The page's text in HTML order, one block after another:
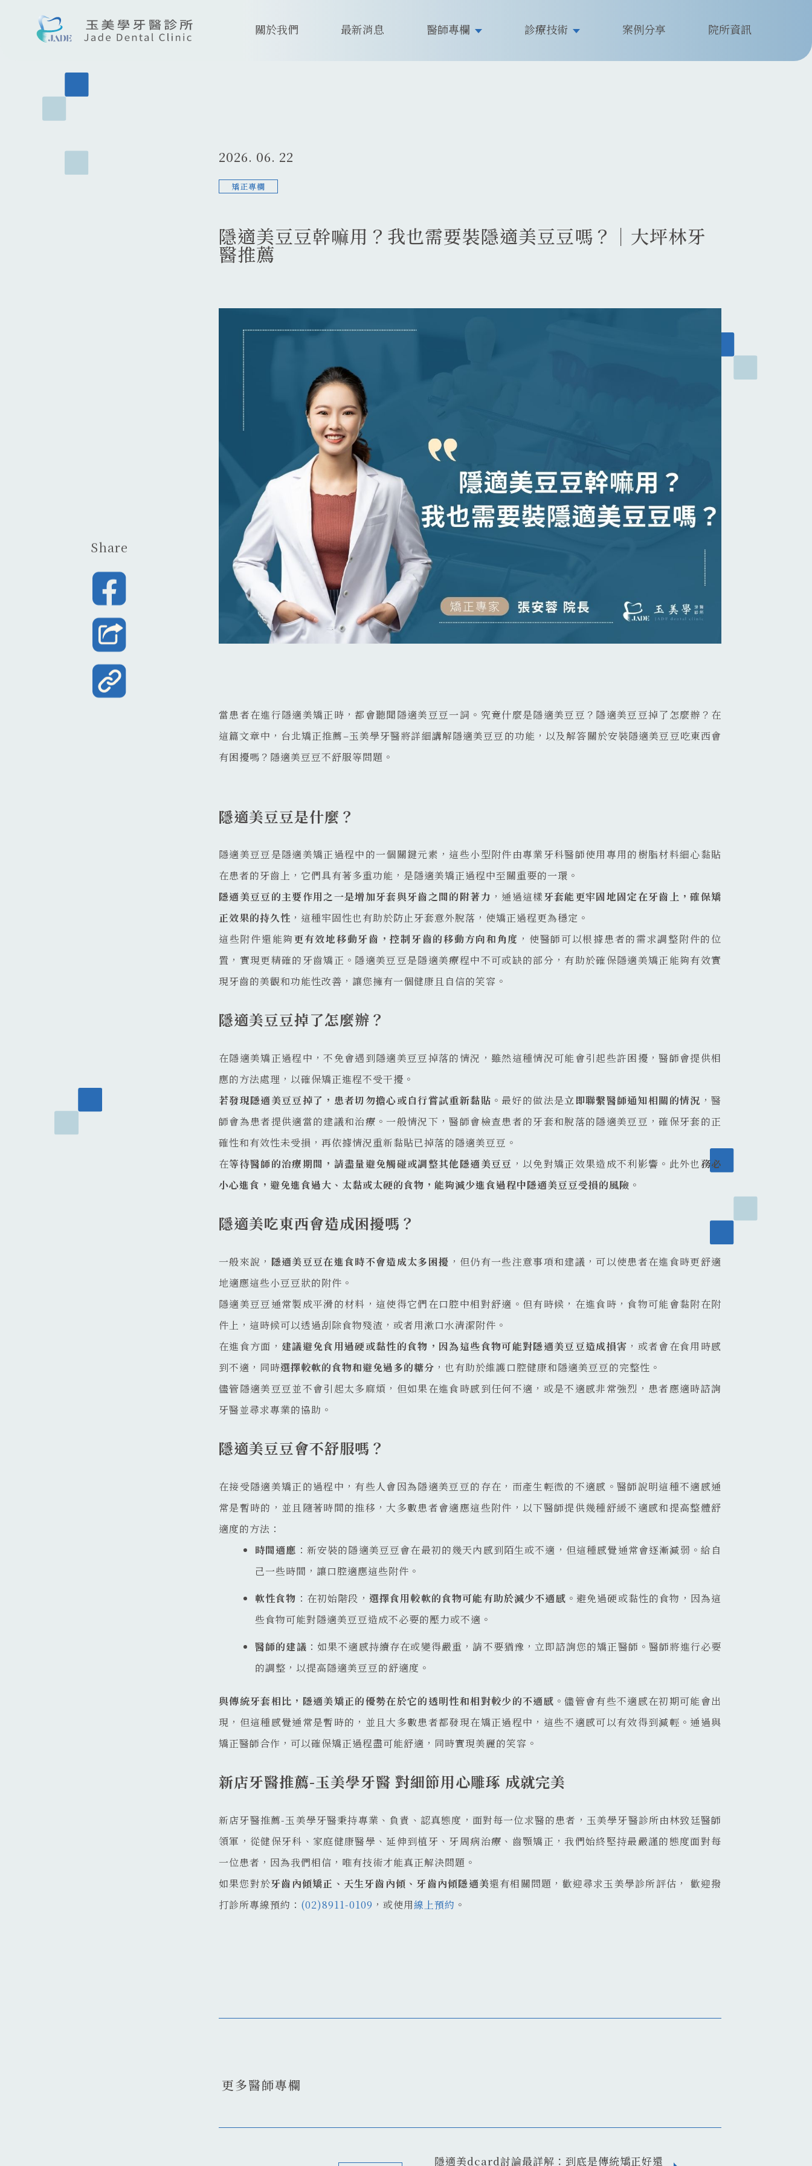
關於我們 最新消息 醫師專欄 診療技術 案例分享 院所資訊
Share
2026. 06. 22
矯正專欄
隱適美豆豆幹嘛用？我也需要裝隱適美豆豆嗎？｜大坪林牙
醫推薦
當患者在進行隱適美矯正時，都會聽聞隱適美豆豆一詞。究竟什麼是隱適美豆豆？隱適美豆豆掉了怎麼辦？在
這篇文章中，台北矯正推薦–玉美學牙醫將詳細講解隱適美豆豆的功能，以及解答關於安裝隱適美豆豆吃東西會
有困擾嗎？隱適美豆豆不舒服等問題。
隱適美豆豆是什麼？
隱適美豆豆是隱適美矯正過程中的一個關鍵元素，這些小型附件由專業牙科醫師使用專用的樹脂材料細心黏貼
在患者的牙齒上，它們具有著多重功能，是隱適美矯正過程中至關重要的一環。
隱適美豆豆的主要作用之一是增加牙套與牙齒之間的附著力 ，通過這樣牙套能更牢固地固定在牙齒上，確保矯
正效果的持久性 ，這種牢固性也有助於防止牙套意外脫落，使矯正過程更為穩定。
這些附件還能夠更有效地移動牙齒，控制牙齒的移動方向和角度 ，使醫師可以根據患者的需求調整附件的位
置，實現更精確的牙齒矯正。隱適美豆豆是隱適美療程中不可或缺的部分，有助於確保隱適美矯正能夠有效實
現牙齒的美觀和功能性改善，讓您擁有一個健康且自信的笑容。
隱適美豆豆掉了怎麼辦？
在隱適美矯正過程中，不免會遇到隱適美豆豆掉落的情況，雖然這種情況可能會引起些許困擾，醫師會提供相
應的方法處理，以確保矯正進程不受干擾。
若發現隱適美豆豆掉了，患者切勿擔心或自行嘗試重新黏貼 。最好的做法是立即聯繫醫師通知相關的情況 ，醫
師會為患者提供適當的建議和治療。一般情況下，醫師會檢查患者的牙套和脫落的隱適美豆豆，確保牙套的正
確性和有效性未受損，再依據情況重新黏貼已掉落的隱適美豆豆。
在等待醫師的治療期間，請盡量避免觸碰或調整其他隱適美豆豆 ，以免對矯正效果造成不利影響。此外也務必
小心進食，避免進食過大、太黏或太硬的食物，能夠減少進食過程中隱適美豆豆受損的風險 。
隱適美吃東西會造成困擾嗎？
一般來說， 隱適美豆豆在進食時不會造成太多困擾 ，但仍有一些注意事項和建議，可以使患者在進食時更舒適
地適應這些小豆豆狀的附件。
隱適美豆豆通常製成平滑的材料，這使得它們在口腔中相對舒適。但有時候，在進食時，食物可能會黏附在附
件上，這時候可以透過刮除食物殘渣，或者用漱口水清潔附件。
在進食方面， 建議避免食用過硬或黏性的食物，因為這些食物可能對隱適美豆豆造成損害 ，或者會在食用時感
到不適，同時選擇較軟的食物和避免過多的糖分 ，也有助於維護口腔健康和隱適美豆豆的完整性。
儘管隱適美豆豆並不會引起太多麻煩，但如果在進食時感到任何不適，或是不適感非常強烈，患者應適時諮詢
牙醫並尋求專業的協助。
隱適美豆豆會不舒服嗎？
在接受隱適美矯正的過程中，有些人會因為隱適美豆豆的存在，而產生輕微的不適感。醫師說明這種不適感通
常是暫時的，並且隨著時間的推移，大多數患者會適應這些附件，以下醫師提供幾種舒緩不適感和提高整體舒
適度的方法：
時間適應 ：新安裝的隱適美豆豆會在最初的幾天內感到陌生或不適，但這種感覺通常會逐漸減弱。給自
己一些時間，讓口腔適應這些附件。
軟性食物 ：在初始階段， 選擇食用較軟的食物可能有助於減少不適感 。避免過硬或黏性的食物，因為這
些食物可能對隱適美豆豆造成不必要的壓力或不適。
醫師的建議 ：如果不適感持續存在或變得嚴重，請不要猶豫，立即諮詢您的矯正醫師。醫師將進行必要
的調整，以提高隱適美豆豆的舒適度。
與傳統牙套相比，隱適美矯正的優勢在於它的透明性和相對較少的不適感 。儘管會有些不適感在初期可能會出
現，但這種感覺通常是暫時的，並且大多數患者都發現在矯正過程中，這些不適感可以有效得到減輕。通過與
矯正醫師合作，可以確保矯正過程盡可能舒適，同時實現美麗的笑容。
新店牙醫推薦-玉美學牙醫 對細節用心雕琢 成就完美
新店牙醫推薦-玉美學牙醫秉持專業、負責、認真態度，面對每一位求醫的患者，玉美學牙醫診所由林致廷醫師
領軍，從健保牙科、家庭健康醫學、延伸到植牙、牙周病治療、齒顎矯正，我們始終堅持最嚴謹的態度面對每
一位患者，因為我們相信，唯有技術才能真正解決問題。
如果您對於牙齒內傾矯正、天生牙齒內傾、牙齒內傾隱適美還有相關問題，歡迎尋求玉美學診所評估， 歡迎撥
打診所專線預約： (02)8911-0109 ，或使用線上預約 。
更多醫師專欄
隱適美dcard討論最詳解：到底是傳統矯正好還